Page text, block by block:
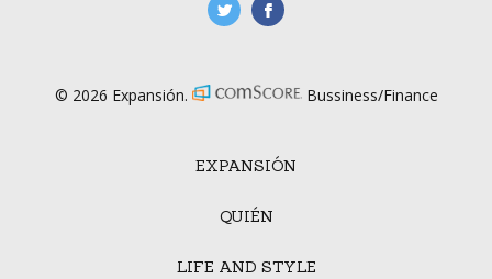
EXPANSIÓN
QUIÉN
LIFE AND STYLE
manufacturaGE
© 2026 Expansión. Bussiness/Finance